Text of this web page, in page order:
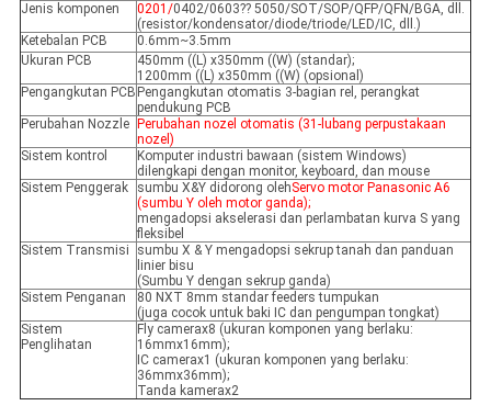
Jenis komponen
0201/0402/0603?? 5050/SOT/SOP/QFP/QFN/BGA, dll.
(resistor/kondensator/diode/triode/LED/IC, dll.)
Ketebalan PCB
0.6mm~3.5mm
Ukuran PCB
450mm ((L) x350mm ((W) (standar);
1200mm ((L) x350mm ((W) (opsional)
Pengangkutan PCB Pengangkutan otomatis 3-bagian rel, perangkat
pendukung PCB
Perubahan Nozzle
Perubahan nozel otomatis (31-lubang perpustakaan
nozel)
Sistem kontrol
Komputer industri bawaan (sistem Windows)
dilengkapi dengan monitor, keyboard, dan mouse
Sistem Penggerak
sumbu X&Y didorong olehServo motor Panasonic A6
(sumbu Y oleh motor ganda);
mengadopsi akselerasi dan perlambatan kurva S yang
fleksibel
Sistem Transmisi
sumbu X & Y mengadopsi sekrup tanah dan panduan
linier bisu
(Sumbu Y dengan sekrup ganda)
Sistem Penganan
80 NXT 8mm standar feeders tumpukan
(juga cocok untuk baki IC dan pengumpan tongkat)
Sistem
Penglihatan
Fly camerax8 (ukuran komponen yang berlaku:
16mmx16mm);
IC camerax1 (ukuran komponen yang berlaku:
36mmx36mm);
Tanda kamerax2